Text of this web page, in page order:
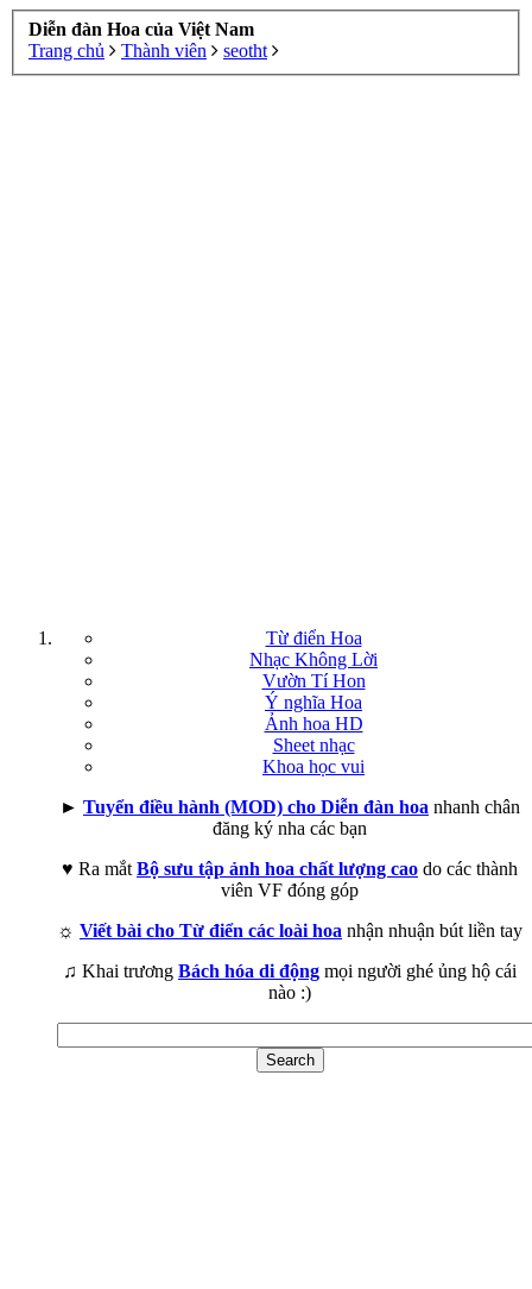
Diễn đàn Hoa của Việt Nam
Trang chủ
Thành viên seotht
Từ điển Hoa
Nhạc Không Lời
Vườn Tí Hon
Ý nghĩa Hoa
Ảnh hoa HD
Sheet nhạc
Khoa học vui
► Tuyển điều hành (MOD) cho Diễn đàn hoa nhanh chân
đăng ký nha các bạn
♥ Ra mắt Bộ sưu tập ảnh hoa chất lượng cao do các thành
viên VF đóng góp
☼ Viết bài cho Từ điển các loài hoa nhận nhuận bút liền tay
♫ Khai trương Bách hóa di động mọi người ghé ủng hộ cái
nào :)